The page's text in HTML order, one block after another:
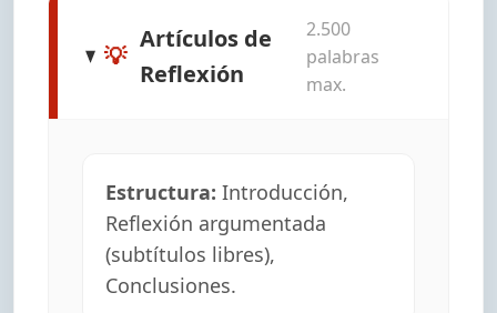
💡
Artículos de
Reflexión
2.500
palabras
max.
Estructura: Introducción,
Reflexión argumentada
(subtítulos libres),
Conclusiones.